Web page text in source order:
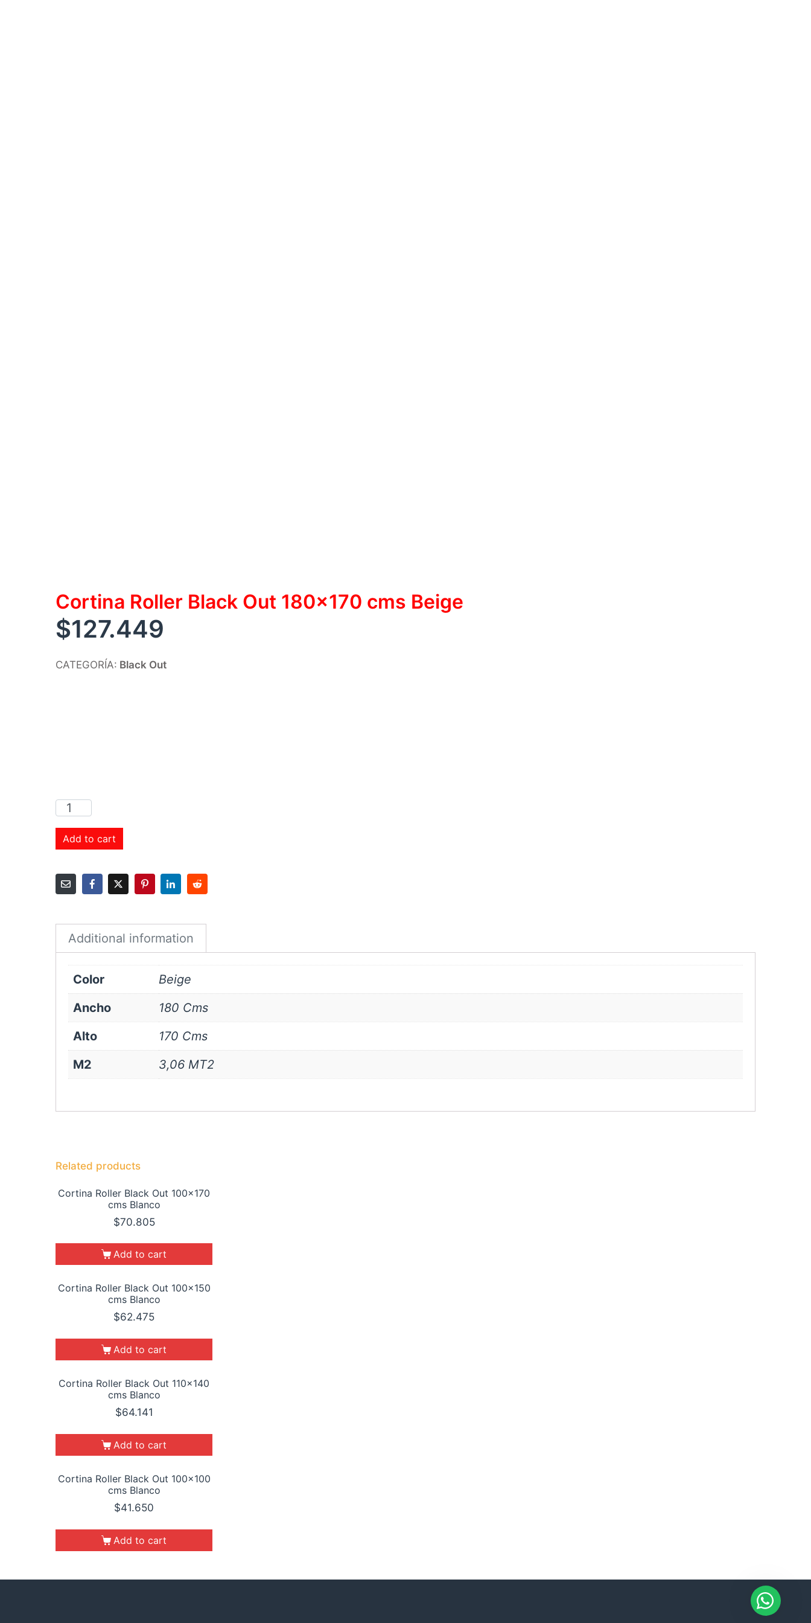
Cortina Roller Black Out 180×170 cms Beige
$127.449
CATEGORÍA: Black Out
Cortina
Black
Out
cms
Add to cart
Additional information
Color
Beige
Ancho
180 Cms
Alto
170 Cms
M2
3,06 MT2
Related products
Cortina Roller Black Out 100×170
cms Blanco
$70.805
Add to cart
Cortina Roller Black Out 100×150
cms Blanco
$62.475
Add to cart
Cortina Roller Black Out 110×140
cms Blanco
$64.141
Add to cart
Cortina Roller Black Out 100×100
cms Blanco
$41.650
Add to cart